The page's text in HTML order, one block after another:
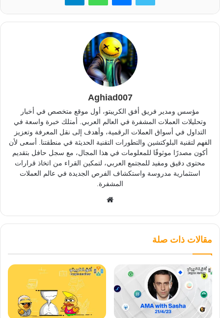
Aghiad007
مؤسس ومدير فريق أفق الكريبتو، أول موقع متخصص في أخبار
وتحليلات العملات المشفرة في العالم العربي. أمتلك خبرة واسعة في
التداول في أسواق العملات الرقمية، وأهدف إلى نقل المعرفة وتعزيز
الفهم لتقنية البلوكتشين والتطورات التقنية الحديثة في منطقتنا. أسعى لأن
أكون مصدرًا موثوقًا للمعلومات في هذا المجال، مع سجل حافل بتقديم
محتوى دقيق ومفيد للمجتمع العربي، لتمكين القراء من اتخاذ قرارات
استثمارية مدروسة واستكشاف الفرص الجديدة في عالم العملات
المشفرة.
مقالات ذات صلة